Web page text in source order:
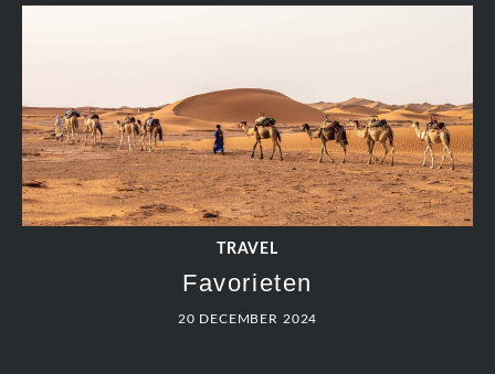
TRAVEL
Favorieten
20 DECEMBER 2024